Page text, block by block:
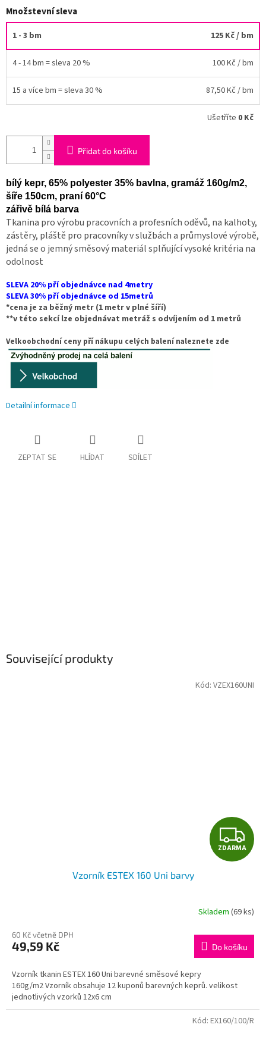
Množstevní sleva
1 - 3 bm 125 Kč/ bm
4 - 14 bm = sleva 20 % 100 Kč / bm
15 a více bm = sleva 30 % 87,50 Kč / bm
Ušetříte 0 Kč
Přidat do košíku
bílý kepr, 65% polyester 35% bavlna, gramáž 160g/m2,
šíře 150cm, praní 60°C
zářivě bílá barva
Tkanina pro výrobu pracovních a profesních oděvů, na kalhoty,
zástěry, pláště pro pracovníky v službách a průmyslové výrobě,
jedná se o jemný směsový materiál splňující vysoké kritéria na
odolnost
SLEVA 20% pří objednávce nad 4metry
SLEVA 30% pří objednávce od 15metrů
*cena je za běžný metr (1 metr v plné šíří)
**v této sekcí lze objednávat metráž s odvíjením od 1 metrů
Velkoobchodní ceny pří nákupu celých balení naleznete zde
Detailní informace
ZEPTAT SE HLÍDAT SDÍLET
Související produkty
Z
D
R
M
A
ZDARMA
Vzorník ESTEX 160 Uni barvy
Skladem (69 ks)
60 Kč včetně DPH
49,59 Kč Do košíku
Vzorník tkanin ESTEX 160 Uni barevné směsové kepry
160g/m2 Vzorník obsahuje 12 kuponů barevných keprů. velikost
jednotlivých vzorků 12x6 cm
Kód: VZEX160UNI
Kód: EX160/100/R